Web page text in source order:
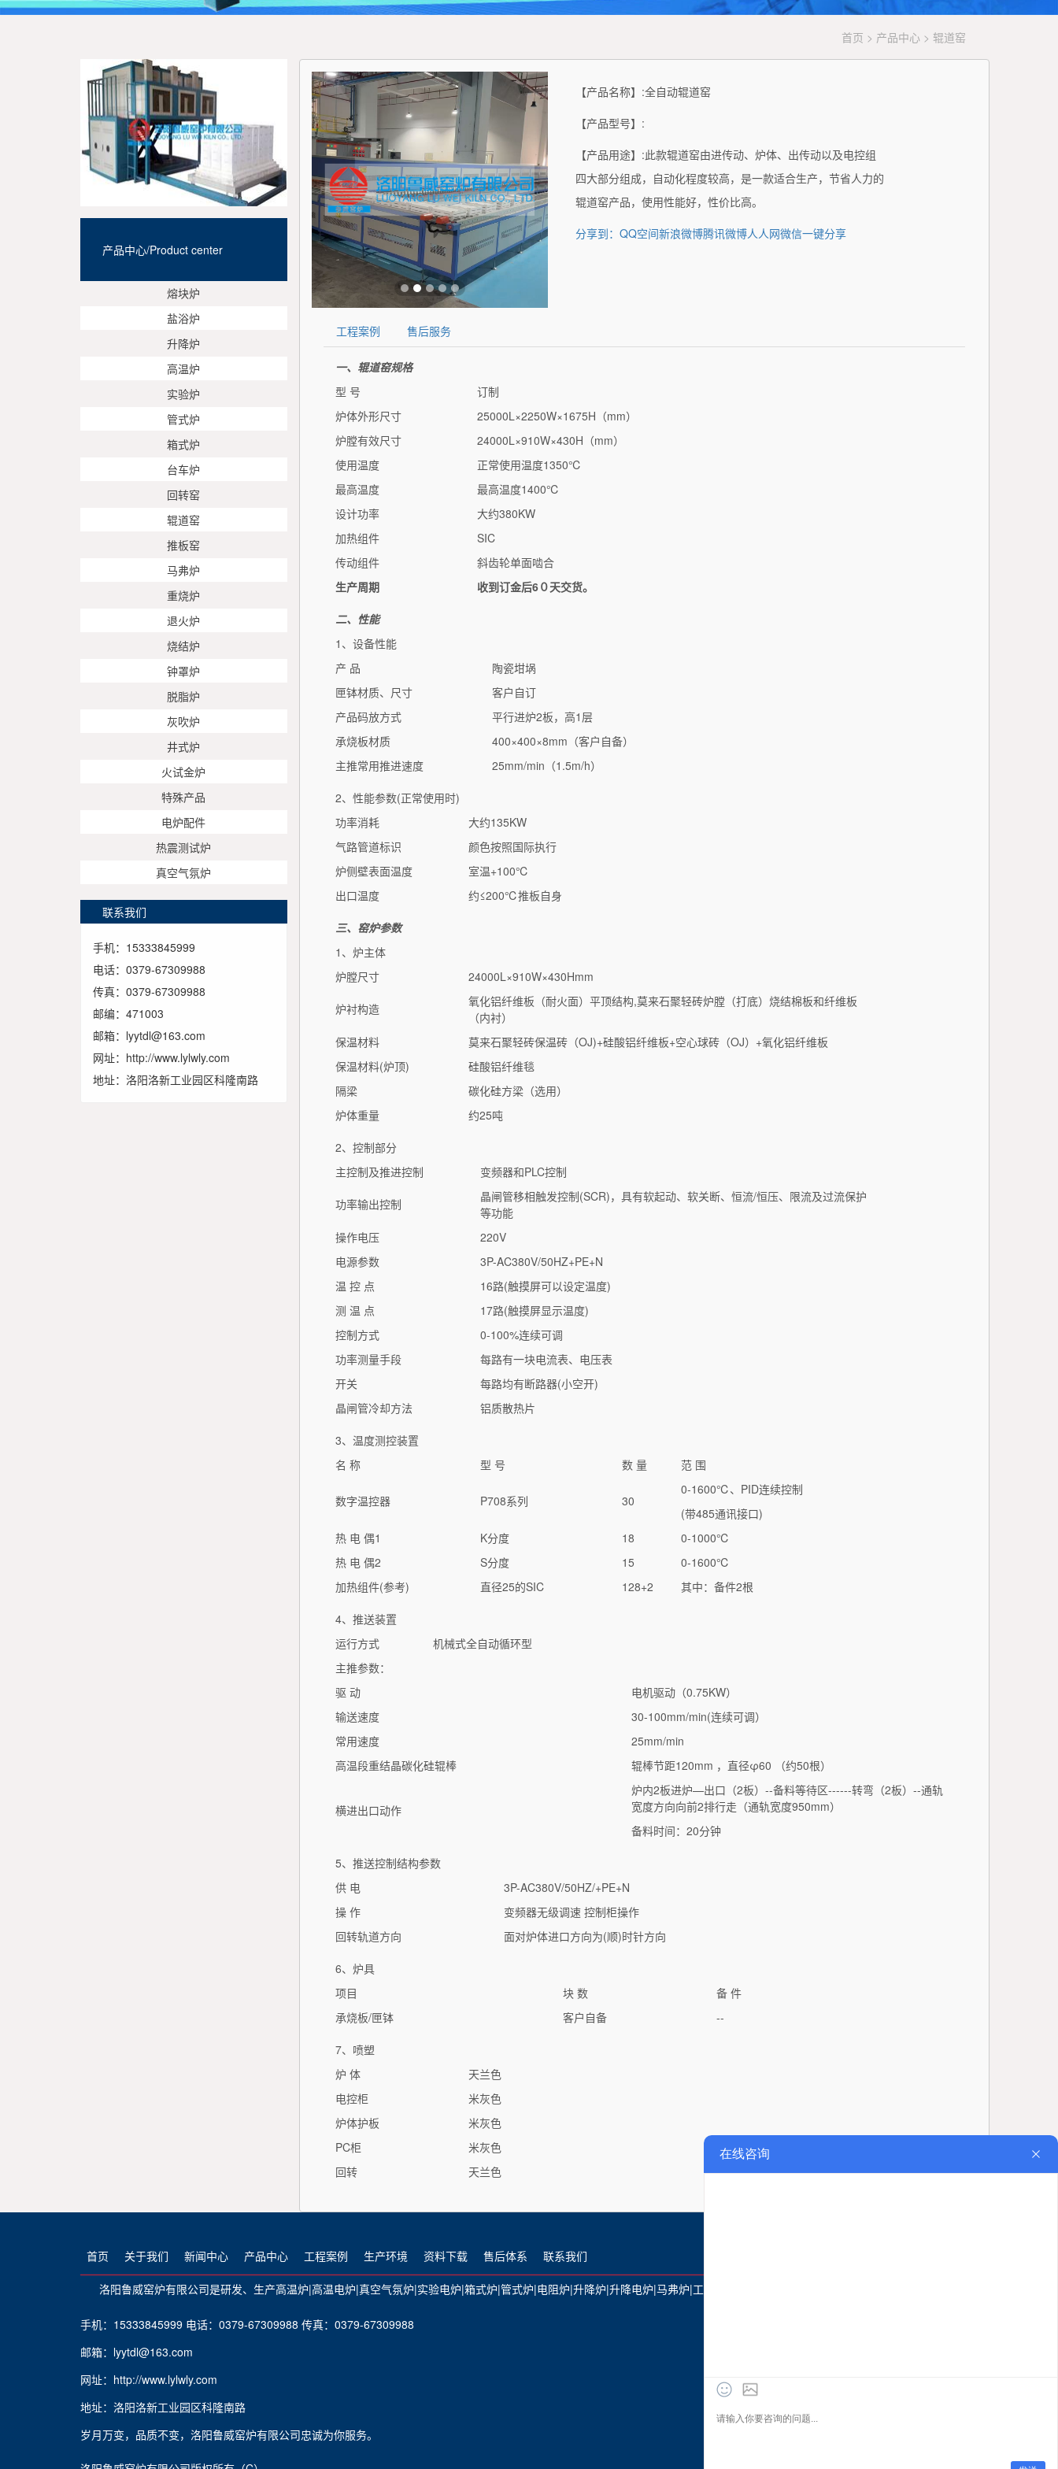
首页 > 产品中心 > 辊道窑
产品中心/Product center
熔块炉
盐浴炉
升降炉
高温炉
实验炉
管式炉
箱式炉
台车炉
回转窑
辊道窑
推板窑
马弗炉
重烧炉
退火炉
烧结炉
钟罩炉
脱脂炉
灰吹炉
井式炉
火试金炉
特殊产品
电炉配件
热震测试炉
真空气氛炉
联系我们
手机：15333845999
电话：0379-67309988
传真：0379-67309988
邮编：471003
邮箱：lyytdl@163.com
网址：http://www.lylwly.com
地址：洛阳洛新工业园区科隆南路
【产品名称】:全自动辊道窑
【产品型号】:
【产品用途】:此款辊道窑由进传动、炉体、出传动以及电控组
四大部分组成，自动化程度较高，是一款适合生产，节省人力的
辊道窑产品，使用性能好，性价比高。
分享到： QQ空间新浪微博腾讯微博人人网微信一键分享
工程案例 售后服务
一、辊道窑规格
型 号
订制
炉体外形尺寸
25000L×2250W×1675H（mm）
炉膛有效尺寸
24000L×910W×430H（mm）
使用温度
正常使用温度1350℃
最高温度
最高温度1400℃
设计功率
大约380KW
加热组件
SIC
传动组件
斜齿轮单面啮合
生产周期
收到订金后6０天交货。
二、性能
1、设备性能
产 品
陶瓷坩埚
匣钵材质、尺寸
客户自订
产品码放方式
平行进炉2板，高1层
承烧板材质
400×400×8mm（客户自备）
主推常用推进速度
25mm/min（1.5m/h）
2、性能参数(正常使用时)
功率消耗
大约135KW
气路管道标识
颜色按照国际执行
炉侧壁表面温度
室温+100℃
出口温度
约≤200℃推板自身
三、窑炉参数
1、炉主体
炉膛尺寸
24000L×910W×430Hmm
炉衬构造
氧化铝纤维板（耐火面）平顶结构,莫来石聚轻砖炉膛（打底）烧结棉板和纤维板
（内衬）
保温材料
莫来石聚轻砖保温砖（OJ)+硅酸铝纤维板+空心球砖（OJ）+氧化铝纤维板
保温材料(炉顶)
硅酸铝纤维毯
隔梁
碳化硅方梁（选用）
炉体重量
约25吨
2、控制部分
主控制及推进控制
变频器和PLC控制
功率输出控制
晶闸管移相触发控制(SCR)，具有软起动、软关断、恒流/恒压、限流及过流保护
等功能
操作电压
220V
电源参数
3P-AC380V/50HZ+PE+N
温 控 点
16路(触摸屏可以设定温度)
测 温 点
17路(触摸屏显示温度)
控制方式
0-100%连续可调
功率测量手段
每路有一块电流表、电压表
开关
每路均有断路器(小空开)
晶闸管冷却方法
铝质散热片
3、温度测控装置
名 称
型 号 数 量 范 围
数字温控器 P708系列 30
0-1600℃、PID连续控制
(带485通讯接口)
热 电 偶1
K分度 18
0-1000℃
热 电 偶2
S分度 15
0-1600℃
加热组件(参考)
直径25的SIC 128+2 其中：备件2根
4、推送装置
运行方式
机械式全自动循环型
主推参数：
驱 动
电机驱动（0.75KW）
输送速度
30-100mm/min(连续可调）
常用速度
25mm/min
高温段重结晶碳化硅辊棒
辊棒节距120mm ，直径φ60 （约50根）
横进出口动作
炉内2板进炉—出口（2板）--备料等待区------转弯（2板）--通轨
宽度方向向前2排行走（通轨宽度950mm）
备料时间：20分钟
5、推送控制结构参数
供 电
3P-AC380V/50HZ/+PE+N
操 作
变频器无级调速 控制柜操作
回转轨道方向
面对炉体进口方向为(顺)时针方向
6、炉具
项目
块 数
备 件
承烧板/匣钵
客户自备 --
7、喷塑
炉 体
天兰色
电控柜
米灰色
炉体护板
米灰色
PC柜
米灰色
回转
天兰色
首页 关于我们 新闻中心 产品中心 工程案例 生产环境 资料下载 售后体系 联系我们
洛阳鲁威窑炉有限公司是研发、生产高温炉|高温电炉|真空气氛炉|​实验电炉|箱式炉|管式炉|电阻炉|升降炉|升降电炉|马弗炉|工业电炉
手机：15333845999 电话：0379-67309988 传真：0379-67309988
邮箱：lyytdl@163.com
网址：http://www.lylwly.com
地址：洛阳洛新工业园区科隆南路
岁月万变，品质不变，洛阳鲁威窑炉有限公司忠诚为你服务。